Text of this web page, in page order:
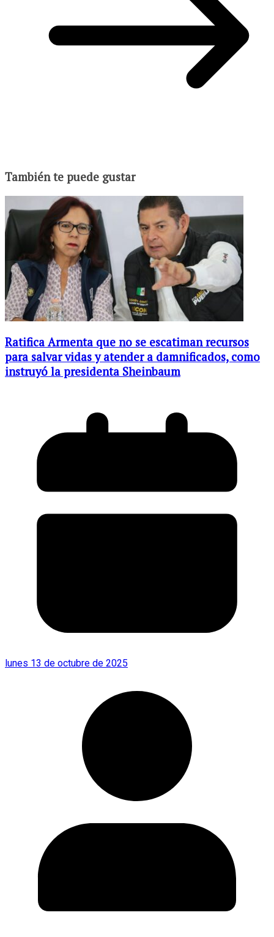
También te puede gustar
Ratifica Armenta que no se escatiman recursos
para salvar vidas y atender a damnificados, como
instruyó la presidenta Sheinbaum
lunes 13 de octubre de 2025